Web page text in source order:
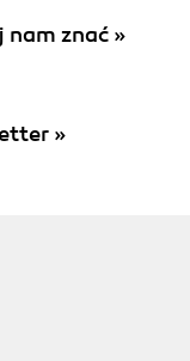
nam znać »
»